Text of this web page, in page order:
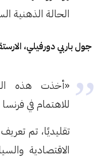
الحالة الذهنية
جول باربي دورفيلي،
«أخذت هذه
للاهتمام في
تقليديًا، تم
الاقتصادية